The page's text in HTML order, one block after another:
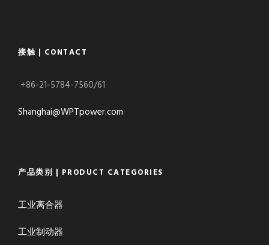
接触 | CONTACT
+86-21-5784-7560/61
Shanghai@WPTpower.com
产品类别 | PRODUCT CATEGORIES
工业离合器
工业制动器